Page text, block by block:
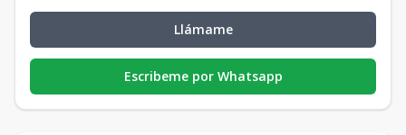
Llámame
Escribeme por Whatsapp